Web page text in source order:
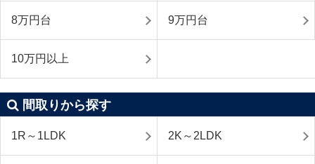
8万円台 9万円台
10万円以上
間取りから探す
1R～1LDK 2K～2LDK